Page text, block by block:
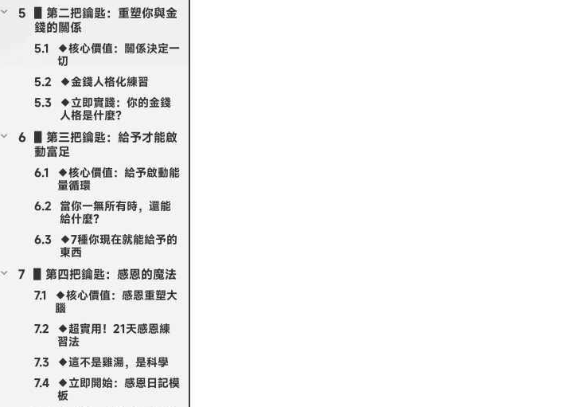
▋第二把鑰匙：重塑你與金
錢的關係
◆核心價值：關係決定一
切
◆金錢人格化練習
◆立即實踐：你的金錢
人格是什麼？
▋第三把鑰匙：給予才能啟
動富足
◆核心價值：給予啟動能
量循環
當你一無所有時，還能
給什麼？
◆7種你現在就能給予的
東西
▋第四把鑰匙：感恩的魔法
◆核心價值：感恩重塑大
腦
◆超實用！21天感恩練
習法
◆這不是雞湯，是科學
◆立即開始：感恩日記模
板